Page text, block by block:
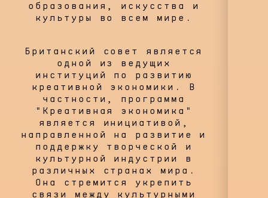
образования, искусства и
культуры во всем мире.
Британский совет является
одной из ведущих
институций по развитию
креативной экономики. В
частности, программа
"Креативная экономика"
является инициативой,
направленной на развитие и
поддержку творческой и
культурной индустрии в
различных странах мира.
Она стремится укрепить
связи между культурными